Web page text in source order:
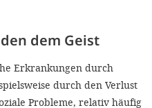
dem Geist
Erkrankungen durch
durch den Verlust
Probleme, relativ häufig